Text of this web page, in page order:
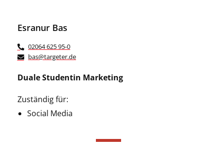
Esranur Bas
02064 625 95-0
bas@targeter.de
Duale Studentin Marketing
Zuständig für:
Social Media